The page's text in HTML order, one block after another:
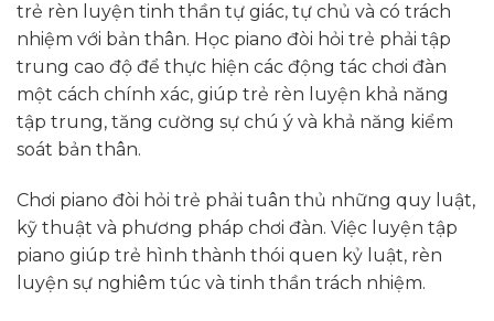
trẻ rèn luyện tinh thần tự giác, tự chủ và có trách
nhiệm với bản thân. Học piano đòi hỏi trẻ phải tập
trung cao độ để thực hiện các động tác chơi đàn
một cách chính xác, giúp trẻ rèn luyện khả năng
tập trung, tăng cường sự chú ý và khả năng kiểm
soát bản thân.
Chơi piano đòi hỏi trẻ phải tuân thủ những quy luật,
kỹ thuật và phương pháp chơi đàn. Việc luyện tập
piano giúp trẻ hình thành thói quen kỷ luật, rèn
luyện sự nghiêm túc và tinh thần trách nhiệm.